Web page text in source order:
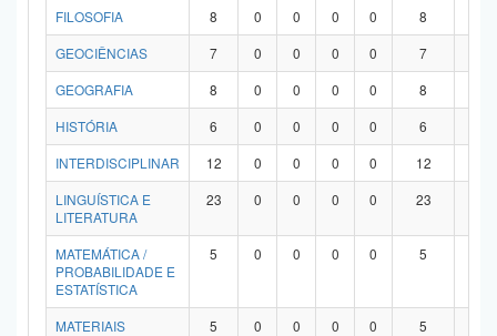
FILOSOFIA
8 0 0 0 0 8
GEOCIÊNCIAS
7 0 0 0 0 7
GEOGRAFIA
8 0 0 0 0 8
HISTÓRIA
6 0 0 0 0 6
INTERDISCIPLINAR
12 0 0 0 0 12
LINGUÍSTICA E
LITERATURA
23 0 0 0 0 23
MATEMÁTICA /
PROBABILIDADE E
ESTATÍSTICA
5 0 0 0 0 5
MATERIAIS 5 0 0 0 0 5